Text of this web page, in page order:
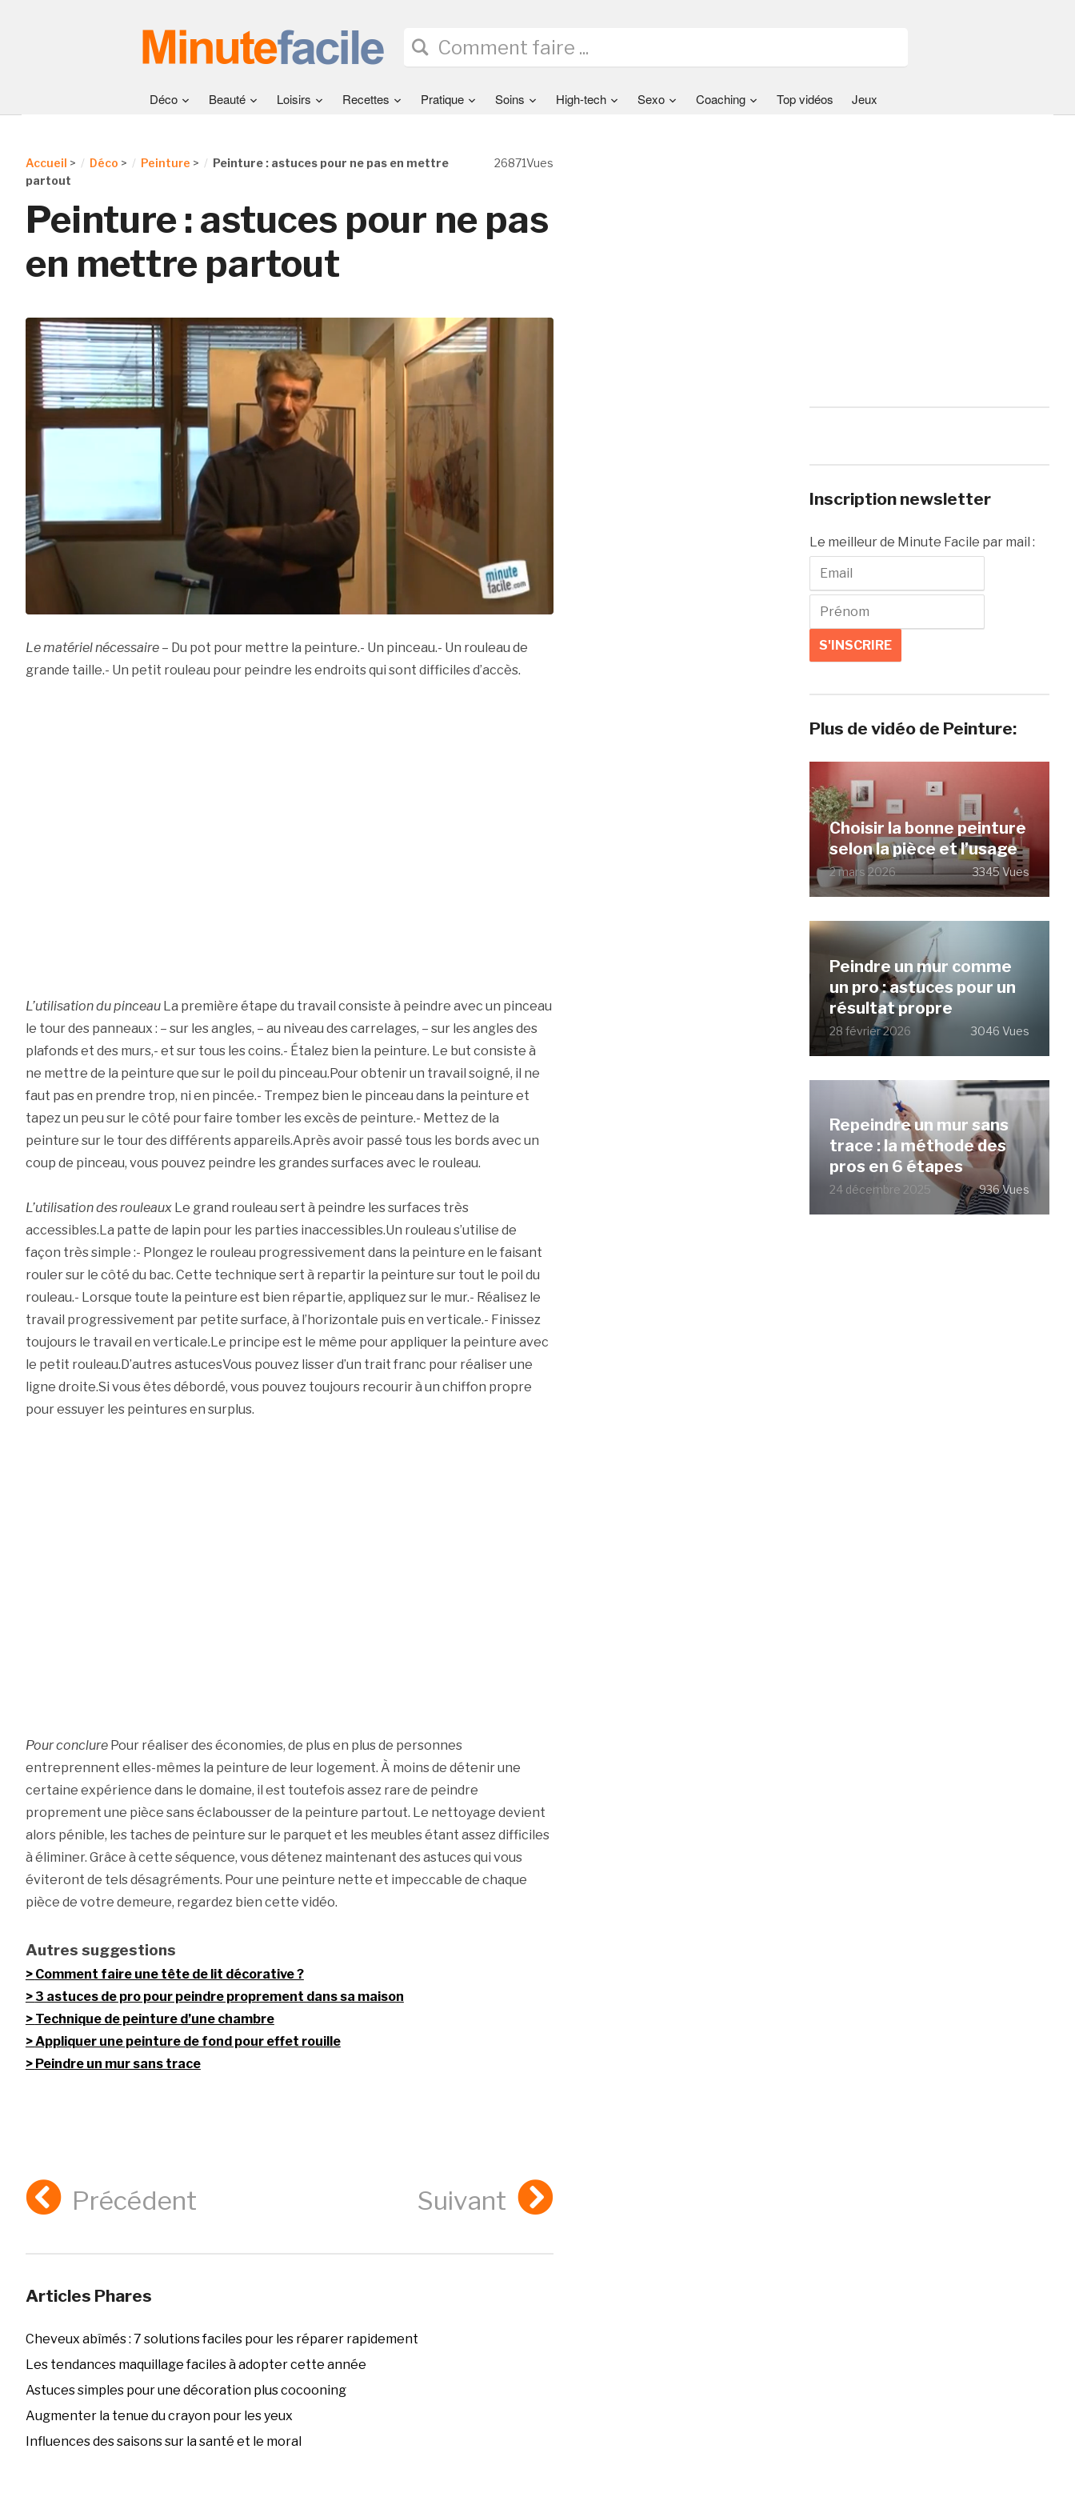
Déco Beauté Loisirs Recettes Pratique Soins High-tech Sexo Coaching Top vidéos Jeux
26871Vues
Accueil > Déco > Peinture >
Peinture : astuces pour ne pas en mettre
partout
Peinture : astuces pour ne pas
en mettre partout
Le matériel nécessaire– Du pot pour mettre la peinture.- Un pinceau.- Un rouleau de
grande taille.- Un petit rouleau pour peindre les endroits qui sont difficiles d’accès.
L’utilisation du pinceauLa première étape du travail consiste à peindre avec un pinceau
le tour des panneaux : – sur les angles, – au niveau des carrelages, – sur les angles des
plafonds et des murs,- et sur tous les coins.- Étalez bien la peinture. Le but consiste à
ne mettre de la peinture que sur le poil du pinceau.Pour obtenir un travail soigné, il ne
faut pas en prendre trop, ni en pincée.- Trempez bien le pinceau dans la peinture et
tapez un peu sur le côté pour faire tomber les excès de peinture.- Mettez de la
peinture sur le tour des différents appareils.Après avoir passé tous les bords avec un
coup de pinceau, vous pouvez peindre les grandes surfaces avec le rouleau.
L’utilisation des rouleauxLe grand rouleau sert à peindre les surfaces très
accessibles.La patte de lapin pour les parties inaccessibles.Un rouleau s’utilise de
façon très simple :- Plongez le rouleau progressivement dans la peinture en le faisant
rouler sur le côté du bac. Cette technique sert à repartir la peinture sur tout le poil du
rouleau.- Lorsque toute la peinture est bien répartie, appliquez sur le mur.- Réalisez le
travail progressivement par petite surface, à l’horizontale puis en verticale.- Finissez
toujours le travail en verticale.Le principe est le même pour appliquer la peinture avec
le petit rouleau.D’autres astucesVous pouvez lisser d’un trait franc pour réaliser une
ligne droite.Si vous êtes débordé, vous pouvez toujours recourir à un chiffon propre
pour essuyer les peintures en surplus.
Pour conclurePour réaliser des économies, de plus en plus de personnes
entreprennent elles-mêmes la peinture de leur logement. À moins de détenir une
certaine expérience dans le domaine, il est toutefois assez rare de peindre
proprement une pièce sans éclabousser de la peinture partout. Le nettoyage devient
alors pénible, les taches de peinture sur le parquet et les meubles étant assez difficiles
à éliminer. Grâce à cette séquence, vous détenez maintenant des astuces qui vous
éviteront de tels désagréments. Pour une peinture nette et impeccable de chaque
pièce de votre demeure, regardez bien cette vidéo.
Autres suggestions
Comment faire une tête de lit décorative ?
3 astuces de pro pour peindre proprement dans sa maison
Technique de peinture d’une chambre
Appliquer une peinture de fond pour effet rouille
Peindre un mur sans trace
Précédent Suivant
Articles Phares
Cheveux abîmés : 7 solutions faciles pour les réparer rapidement
Les tendances maquillage faciles à adopter cette année
Astuces simples pour une décoration plus cocooning
Augmenter la tenue du crayon pour les yeux
Influences des saisons sur la santé et le moral
Inscription newsletter
Le meilleur de Minute Facile par mail :
Plus de vidéo de Peinture:
Choisir la bonne peinture
selon la pièce et l’usage
2 mars 2026 3345 Vues
Peindre un mur comme
un pro : astuces pour un
résultat propre
28 février 2026 3046 Vues
Repeindre un mur sans
trace : la méthode des
pros en 6 étapes
24 décembre 2025 936 Vues